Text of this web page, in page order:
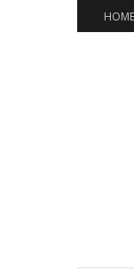
HOME